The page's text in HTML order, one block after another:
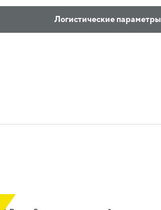
Логистические параметры